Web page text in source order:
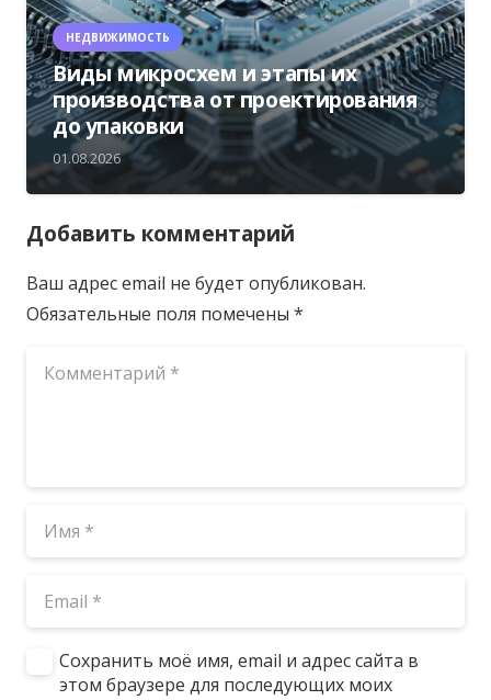
НЕДВИЖИМОСТЬ
Виды микросхем и этапы их
производства от проектирования
до упаковки
01.08.2026
Добавить комментарий
Ваш адрес email не будет опубликован.
Обязательные поля помечены *
Сохранить моё имя, email и адрес сайта в
этом браузере для последующих моих